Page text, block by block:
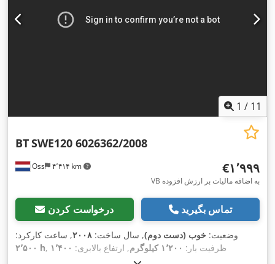
1 / 11
Oss ۴٬۴۱۴ km
BTSWE120 6026362/2008
‎€۱٬۹۹۹
VB به اضافه مالیات بر ارزش افزوده
درخواست کردن تماس بگیرید
وضعیت: خوب (دست دوم), سال ساخت: ۲۰۰۸, ساعت کارکرد:
۲٬۵۰۰ h
, ظرفیت بار: ۱٬۲۰۰ کیلوگرم , ارتفاع بالابری: ۱٬۴۰۰
, نوع دکل: